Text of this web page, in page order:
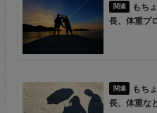
もち
長、体重プ
もち
長、体重な